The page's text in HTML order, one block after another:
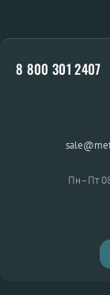
8 800 301 2407
Пн–Пт